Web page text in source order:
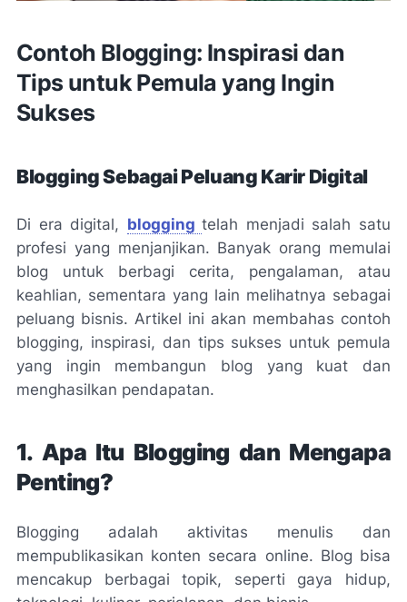
Contoh Blogging: Inspirasi dan
Tips untuk Pemula yang Ingin
Sukses
Blogging Sebagai Peluang Karir Digital
Di era digital, bloggingtelah menjadi salah satu
profesi yang menjanjikan. Banyak orang memulai
blog untuk berbagi cerita, pengalaman, atau
keahlian, sementara yang lain melihatnya sebagai
peluang bisnis. Artikel ini akan membahas contoh
blogging, inspirasi, dan tips sukses untuk pemula
yang ingin membangun blog yang kuat dan
menghasilkan pendapatan.
1. Apa Itu Blogging dan Mengapa
Penting?
Blogging adalah aktivitas menulis dan
mempublikasikan konten secara online. Blog bisa
mencakup berbagai topik, seperti gaya hidup,